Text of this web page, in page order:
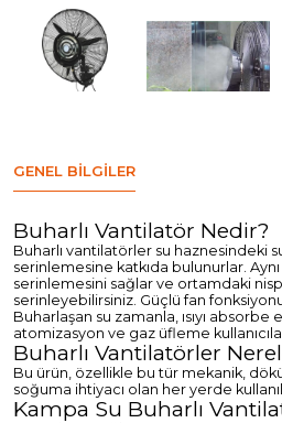
GENEL BILGILER
Buharlı Vantilatör Nedir?
Buharlı vantilatörler su haznesindeki
serinlemesine katkıda bulunurlar.
serinlemesini sağlar ve ortamdaki nispi
serinleyebilirsiniz. Güçlü fan
Buharlaşan su zamanla, ısıyı absorbe
atomizasyon ve gaz üfleme
Buharlı Vantilatörler
Bu ürün, özellikle bu tür mekanik,
soğuma ihtiyacı olan her yerde
Kampa Su Buharlı